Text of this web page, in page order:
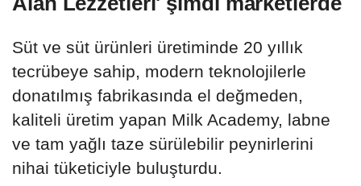
Süt ve süt ürünleri üretiminde 20 yıllık
tecrübeye sahip, modern teknolojilerle
donatılmış fabrikasında el değmeden,
kaliteli üretim yapan Milk Academy, labne
ve tam yağlı taze sürülebilir peynirlerini
nihai tüketiciyle buluşturdu.